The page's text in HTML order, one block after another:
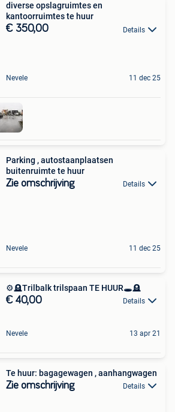
diverse opslagruimtes en
kantoorruimtes te huur
€ 350,00 Details
Nevele 11 dec 25
Parking , autostaanplaatsen
buitenruimte te huur
Zie omschrijving Details
Nevele 11 dec 25
⚙️🪦Trilbalk trilspaan TE HUUR🕳🪦
€ 40,00 Details
Nevele 13 apr 21
Te huur: bagagewagen , aanhangwagen
Zie omschrijving Details